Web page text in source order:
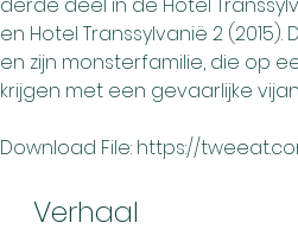
en Hotel Transsylvanië 2
en zijn monsterfamilie, die op
krijgen met een gevaarlijke
Download File: https://
    Verhaal